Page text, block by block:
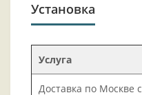
Установка
Услуга
Доставка по Москве с